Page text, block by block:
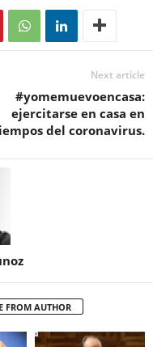
Next article
#yomemuevoencasa:
ejercitarse en casa en
del coronavirus.
FROM AUTHOR